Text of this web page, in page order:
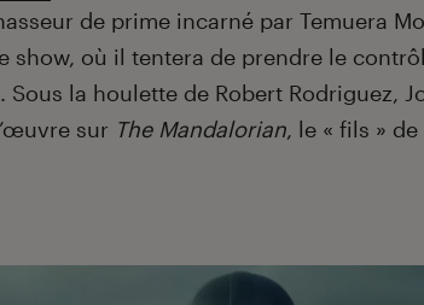
de prime incarné par Temuera
show, où il tentera de prendre le
Sous la houlette de Robert Rodriguez,
sur The Mandalorian, le « fils »